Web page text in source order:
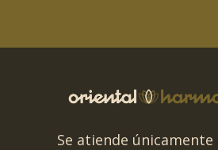
Se atiende únicamente